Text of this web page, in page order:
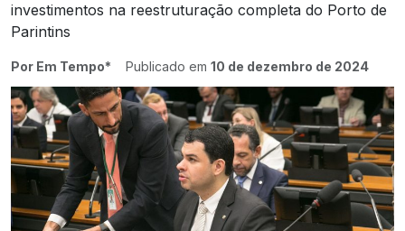
investimentos na reestruturação completa do Porto de
Parintins
Por Em Tempo* Publicado em 10 de dezembro de 2024